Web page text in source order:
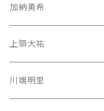
加納勇希
上領大祐
川端明里